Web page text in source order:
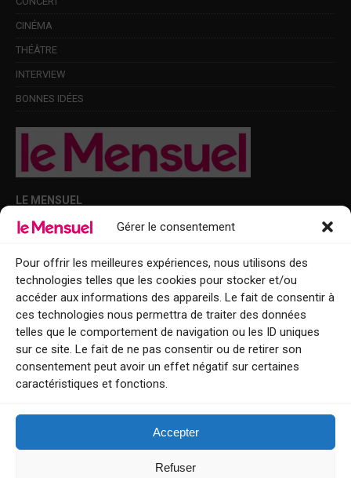
Gérer le consentement
Pour offrir les meilleures expériences, nous utilisons des
technologies telles que les cookies pour stocker et/ou
accéder aux informations des appareils. Le fait de consentir à
ces technologies nous permettra de traiter des données
telles que le comportement de navigation ou les ID uniques
sur ce site. Le fait de ne pas consentir ou de retirer son
consentement peut avoir un effet négatif sur certaines
caractéristiques et fonctions.
Accepter
Refuser
CINÉMA
THÉÂTRE
INTERVIEW
BONNES IDÉES
LE MENSUEL
Points de diffusion Var et Alpes-Maritimes : oû trouver Le Mensuel ?
Le Mensuel en PDF : consultez le magazine en ligne
Qui sommes-nous ?
BFM Top Sorties
EVENT
Tourisme week-end : envie de vous évader le temps d’un week-end ou
Explorez nos bonnes adresses
Contact